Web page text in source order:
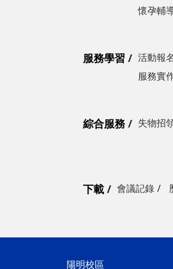
懷孕輔
服務學習 活動報
服務實
綜合服務 失物招
下載 會議記錄
陽明校區